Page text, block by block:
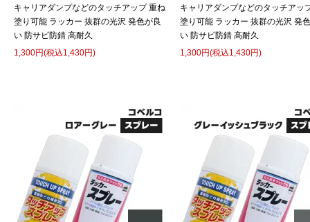
キャリアダンプなどのタッチアップ 重ね
塗り可能 ラッカー 抜群の光沢 発色が良
い 防サビ防錆 高耐久
1,300円(税込1,430円)
キャリアダンプなどのタッチアッ
塗り可能 ラッカー 抜群の光沢 発
い 防サビ防錆 高耐久
1,300円(税込1,430円)